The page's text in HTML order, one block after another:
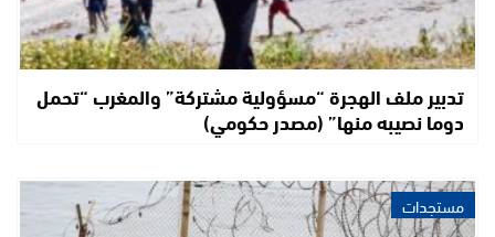
تدبير ملف الهجرة “مسؤولية مشتركة” والمغرب “تحمل
دوما نصيبه منها” (مصدر حكومي)
مستجدات